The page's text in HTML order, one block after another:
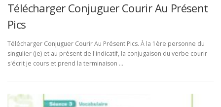
Télécharger Conjuguer Courir Au Présent
Pics
Télécharger Conjuguer Courir Au Présent Pics. À la 1ère personne du
singulier (je) et au présent de l'indicatif, la conjugaison du verbe courir
s'écrit je cours et prend la terminaison …